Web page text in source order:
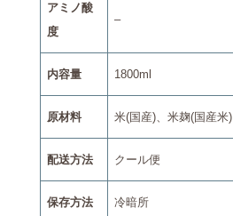
アミノ酸
度
–
内容量 1800ml
原材料 米(国産)、米麹(国産米)
配送方法 クール便
保存方法 冷暗所